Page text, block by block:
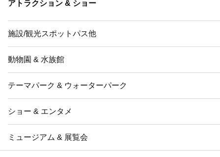
アトラクション & ショー
施設/観光スポットパス他
動物園 & 水族館
テーマパーク & ウォーターパーク
ショー & エンタメ
ミュージアム & 展覧会